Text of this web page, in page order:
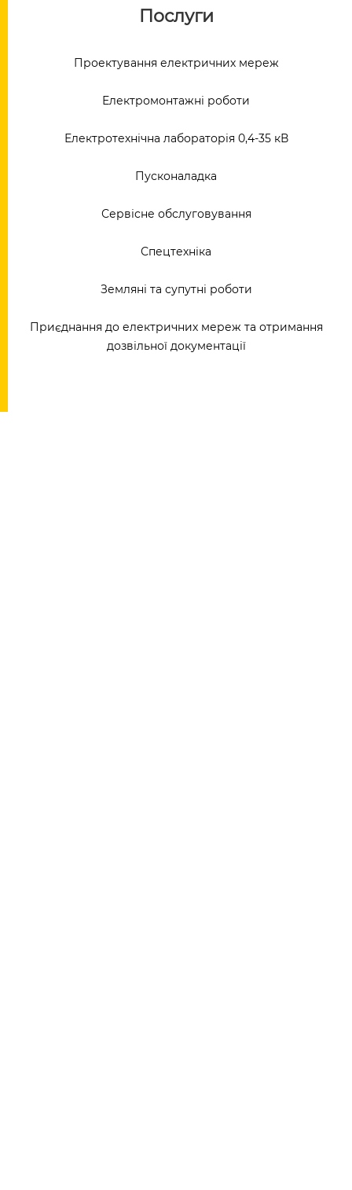
Послуги
Проектування електричних мереж
Електромонтажні роботи
Електротехнічна лабораторія 0,4-35 кВ
Пусконаладка
Сервісне обслуговування
Спецтехніка
Земляні та супутні роботи
Приєднання до електричних мереж та отримання
дозвільної документації